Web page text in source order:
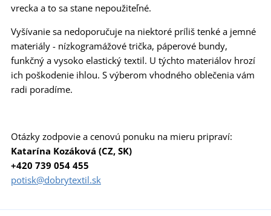
vrecka a to sa stane nepoužiteľné.
Vyšívanie sa nedoporučuje na niektoré príliš tenké a jemné
materiály - nízkogramážové trička, páperové bundy,
funkčný a vysoko elastický textil. U týchto materiálov hrozí
ich poškodenie ihlou. S výberom vhodného oblečenia vám
radi poradíme.
Otázky zodpovie a cenovú ponuku na mieru pripraví:
Katarína Kozáková (CZ, SK)
+420 739 054 455
potisk@dobrytextil.sk